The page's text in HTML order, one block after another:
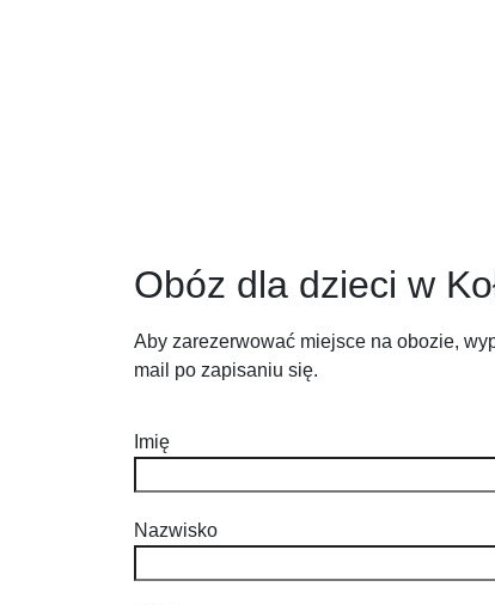
Obóz dla dzieci w
Aby zarezerwować miejsce na obozie,
mail po zapisaniu się.
Imię
Nazwisko